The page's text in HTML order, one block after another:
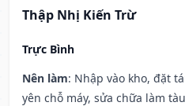
Thập Nhị Kiến Trừ
Trực Bình
Nên làm: Nhập vào kho, đặt
yên chỗ máy, sửa chữa làm